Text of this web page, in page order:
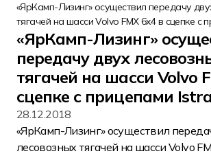
«ЯрКамп-Лизинг» осуществил передачу
тягачей на шасси Volvo FMX 6x4 в сцепке с
«ЯрКамп-Лизинг»
передачу двух
тягачей на шасси Volvo
сцепке с прицепами
28.12.2018
«ЯрКамп-Лизинг» осуществил
лесовозных тягачей на шасси Volvo